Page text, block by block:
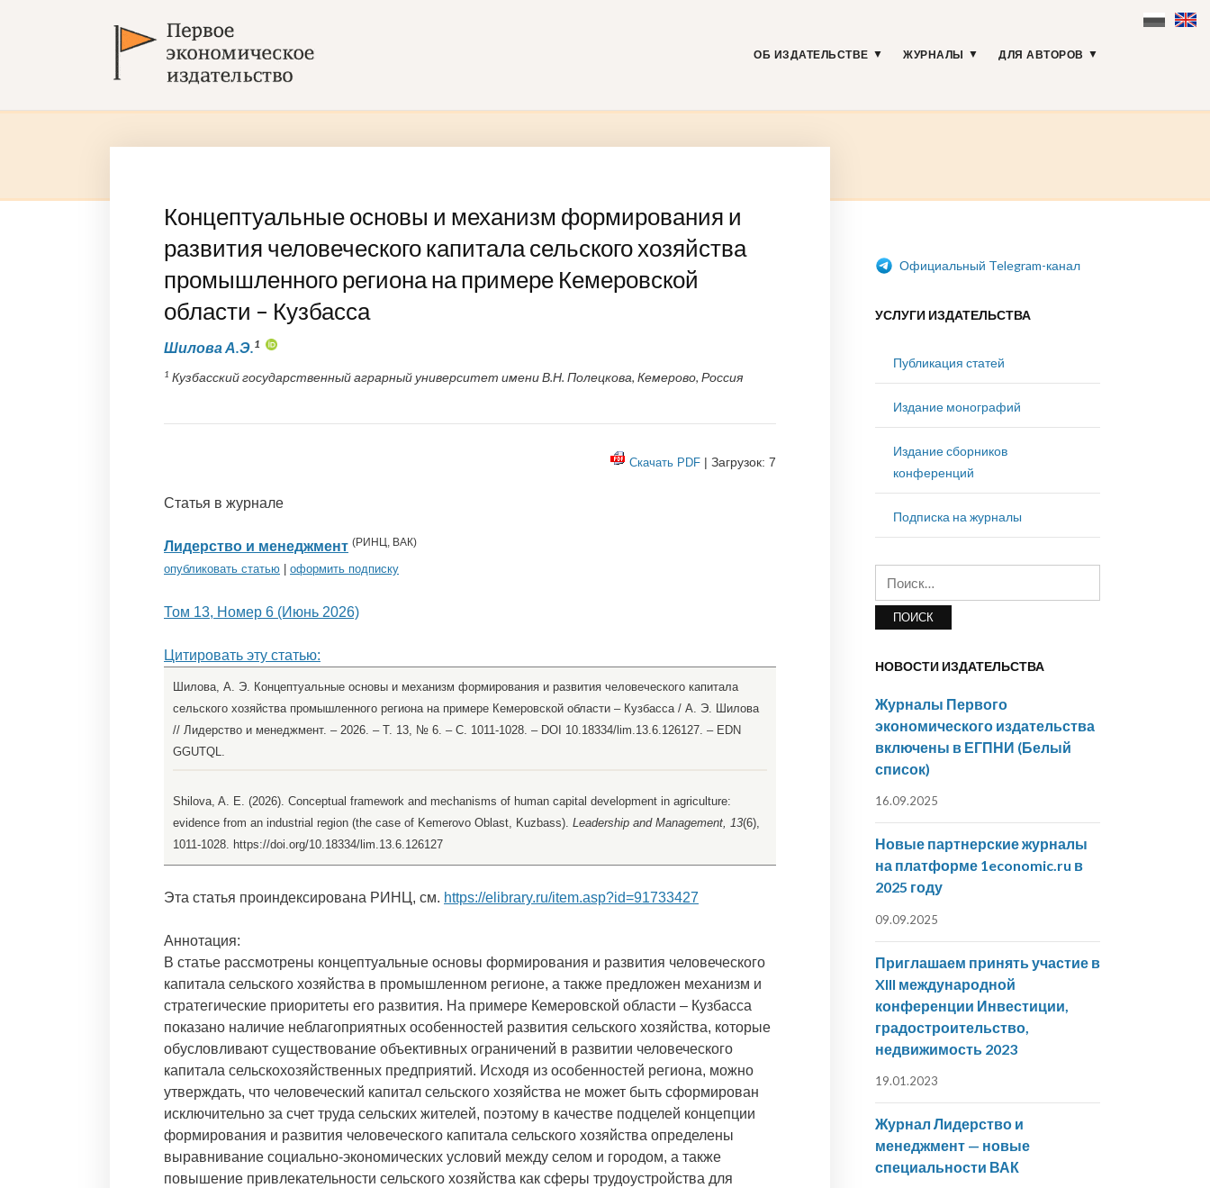
ОБ ИЗДАТЕЛЬСТВЕ ЖУРНАЛЫ ДЛЯ АВТОРОВ
Концептуальные основы и механизм формирования и
развития человеческого капитала сельского хозяйства
промышленного региона на примере Кемеровской
области – Кузбасса
Шилова А.Э.1
1 Кузбасский государственный аграрный университет имени В.Н. Полецкова, Кемерово, Россия
Скачать PDF | Загрузок: 7
Статья в журнале
Лидерство и менеджмент (РИНЦ, ВАК)
опубликовать статью оформить подписку
Том 13, Номер 6 (Июнь 2026)
Цитировать эту статью:
Шилова, А. Э. Концептуальные основы и механизм формирования и развития человеческого капитала
сельского хозяйства промышленного региона на примере Кемеровской области – Кузбасса / А. Э. Шилова
// Лидерство и менеджмент. – 2026. – Т. 13, № 6. – С. 1011-1028. – DOI 10.18334/lim.13.6.126127. – EDN
GGUTQL.
Shilova, A. E. (2026). Conceptual framework and mechanisms of human capital development in agriculture:
evidence from an industrial region (the case of Kemerovo Oblast, Kuzbass). Leadership and Management, 13(6),
1011-1028. https://doi.org/10.18334/lim.13.6.126127
Эта статья проиндексирована РИНЦ, см. https://elibrary.ru/item.asp?id=91733427
Аннотация:
В статье рассмотрены концептуальные основы формирования и развития человеческого
капитала сельского хозяйства в промышленном регионе, а также предложен механизм и
стратегические приоритеты его развития. На примере Кемеровской области – Кузбасса
показано наличие неблагоприятных особенностей развития сельского хозяйства, которые
обусловливают существование объективных ограничений в развитии человеческого
капитала сельскохозяйственных предприятий. Исходя из особенностей региона, можно
утверждать, что человеческий капитал сельского хозяйства не может быть сформирован
исключительно за счет труда сельских жителей, поэтому в качестве подцелей концепции
формирования и развития человеческого капитала сельского хозяйства определены
выравнивание социально-экономических условий между селом и городом, а также
повышение привлекательности сельского хозяйства как сферы трудоустройства для
Официальный Telegram-канал
УСЛУГИ ИЗДАТЕЛЬСТВА
Публикация статей
Издание монографий
Издание сборников
конференций
Подписка на журналы
НОВОСТИ ИЗДАТЕЛЬСТВА
Журналы Первого
экономического издательства
включены в ЕГПНИ (Белый
список)
16.09.2025
Новые партнерские журналы
на платформе 1economic.ru в
2025 году
09.09.2025
Приглашаем принять участие в
XIII международной
конференции Инвестиции,
градостроительство,
недвижимость 2023
19.01.2023
Журнал Лидерство и
менеджмент — новые
специальности ВАК